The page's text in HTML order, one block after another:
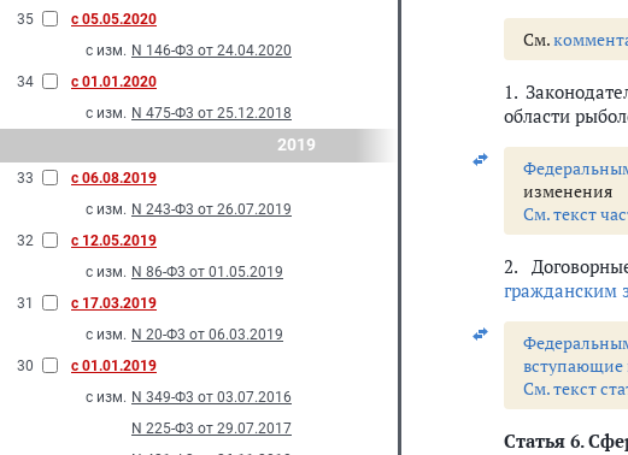
35
с 05.05.2020
с изм. N 146-Ф3 от 24.04.2020
34
с 01.01.2020
с изм. N 475-Ф3 от 25.12.2018
2019
33
с 06.08.2019
с изм. N 243-Ф3 от 26.07.2019
32
с 12.05.2019
с изм. N 86-Ф3 от 01.05.2019
31
с 17.03.2019
с изм. N 20-Ф3 от 06.03.2019
30
с 01.01.2019
с изм. N 349-Ф3 от 03.07.2016
N 225-Ф3 от 29.07.2017
См.
1.
области
изменения
См. текст
2.
гражданским
вступающие
См. текст
Статья 6.